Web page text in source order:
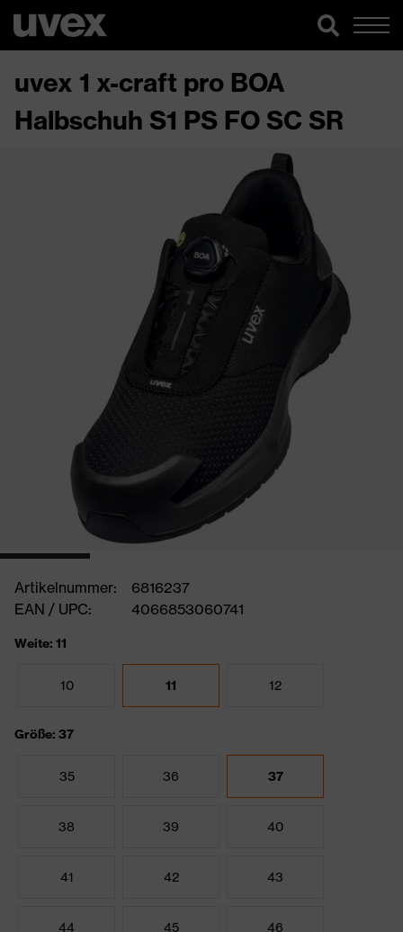
uvex 1 x-craft pro BOA
Halbschuh S1 PS FO SC SR
Artikelnummer:
6816237
EAN / UPC:
4066853060741
Weite: 11
10 11 12
Größe: 37
35 36 37
38 39 40
41 42 43
44 45 46